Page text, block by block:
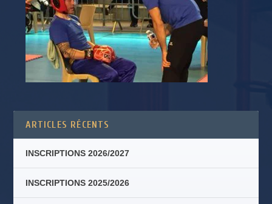
ARTICLES RÉCENTS
INSCRIPTIONS 2026/2027
INSCRIPTIONS 2025/2026